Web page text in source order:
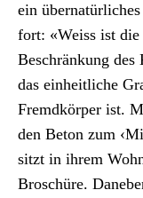
ein
fort: «Weiss ist die
Beschränkung
das ein­heitliche
Fremd­kör­p­er ist.
den Beton zum
sitzt in ihrem
Broschüre.